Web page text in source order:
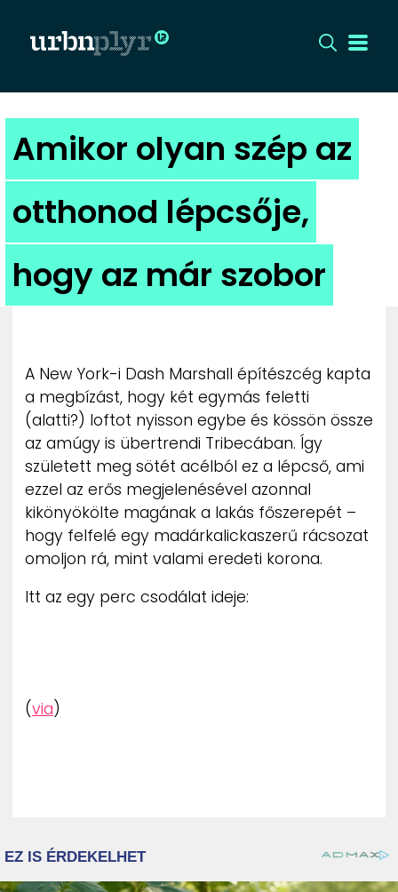
CÍMLAP
DIZÁJN
DIVAT
HIP
UTCA
ZENE
MÉDIAAJÁNLAT
IMPRESSZUM
PR-ARCHÍVUM
ADATKEZELÉSI TÁJÉKOZTATÓ
Amikor olyan szép az
otthonod lépcsője,
hogy az már szobor
A New York-i Dash Marshall építészcég kapta
a megbízást, hogy két egymás feletti
(alatti?) loftot nyisson egybe és kössön össze
az amúgy is übertrendi Tribecában. Így
született meg sötét acélból ez a lépcső, ami
ezzel az erős megjelenésével azonnal
kikönyökölte magának a lakás főszerepét –
hogy felfelé egy madárkalickaszerű rácsozat
omoljon rá, mint valami eredeti korona.
Itt az egy perc csodálat ideje:
(via)